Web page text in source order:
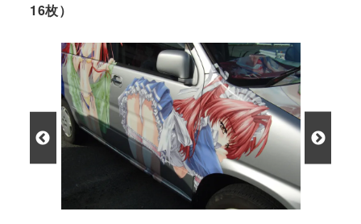
16枚）